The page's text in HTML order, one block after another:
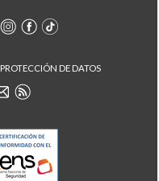
PROTECCIÓN DE DATOS